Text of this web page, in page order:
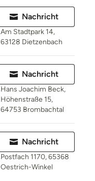
Nachricht
Am Stadtpark 14,
63128 Dietzenbach
Nachricht
Hans Joachim Beck,
Höhenstraße 15,
64753 Brombachtal
Nachricht
Postfach 1170, 65368
Oestrich-Winkel